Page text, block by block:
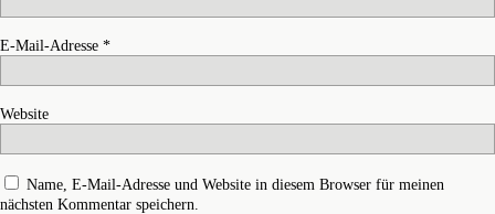
E-Mail-Adresse *
Website
Name, E-Mail-Adresse und Website in diesem Browser für meinen
nächsten Kommentar speichern.